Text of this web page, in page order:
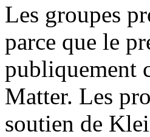
Les groupes
parce que le
publiquement
Matter. Les
soutien de